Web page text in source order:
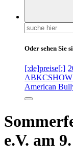
Suchen
nach:
Oder sehen Sie
[:de]preise[:]
American
e.V. am